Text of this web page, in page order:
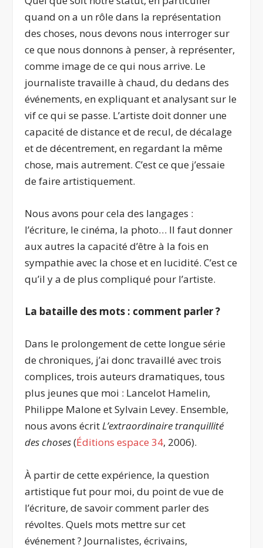
quand on a un rôle dans la représentation
des choses, nous devons nous interroger sur
ce que nous donnons à penser, à représenter,
comme image de ce qui nous arrive. Le
journaliste travaille à chaud, du dedans des
événements, en expliquant et analysant sur le
vif ce qui se passe. L’artiste doit donner une
capacité de distance et de recul, de décalage
et de décentrement, en regardant la même
chose, mais autrement. C’est ce que j’essaie
de faire artistiquement.
Nous avons pour cela des langages :
l’écriture, le cinéma, la photo… Il faut donner
aux autres la capacité d’être à la fois en
sympathie avec la chose et en lucidité. C’est ce
qu’il y a de plus compliqué pour l’artiste.
La bataille des mots : comment parler ?
Dans le prolongement de cette longue série
de chroniques, j’ai donc travaillé avec trois
complices, trois auteurs dramatiques, tous
plus jeunes que moi : Lancelot Hamelin,
Philippe Malone et Sylvain Levey. Ensemble,
nous avons écritL’extraordinaire tranquillité
des choses(Éditions espace 34, 2006).
À partir de cette expérience, la question
artistique fut pour moi, du point de vue de
l’écriture, de savoir comment parler des
révoltes. Quels mots mettre sur cet
événement ? Journalistes, écrivains,